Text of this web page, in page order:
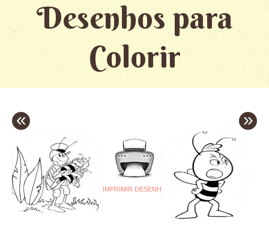
Desenhos para
Colorir
«
IMPRIMIR DESENHO
»